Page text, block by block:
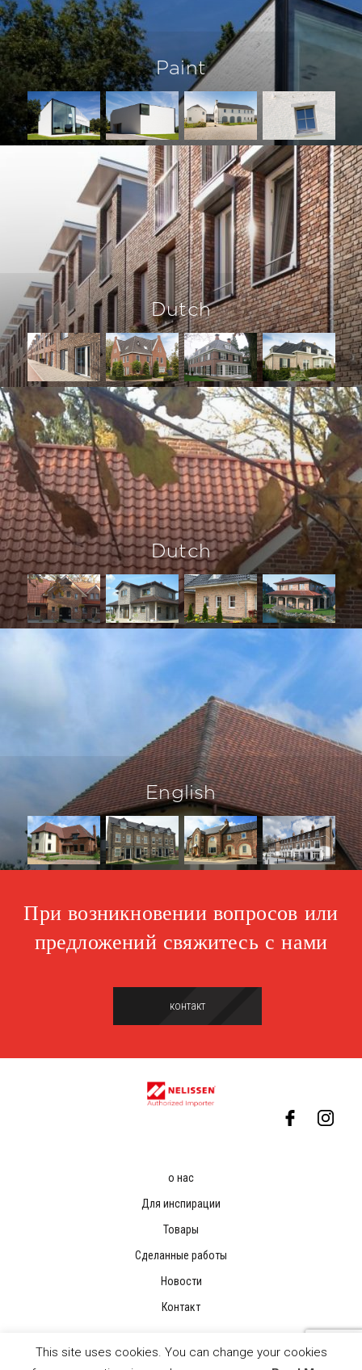
Paint
Dutch
Dutch
English
При возникновении вопросов или
предложений свяжитесь с нами
контакт
о нас
Для инспирации
Товары
Сделанные работы
Новости
Контакт
This site uses cookies. You can change your cookies